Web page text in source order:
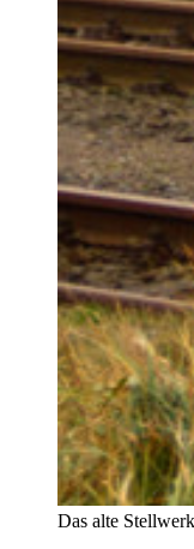
Das alte